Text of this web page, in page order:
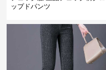
ップドパンツ